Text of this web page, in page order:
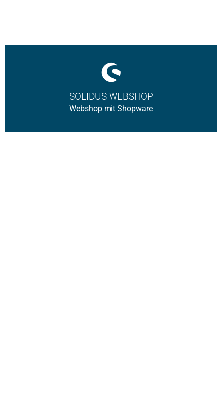
SOLIDUS WEBSHOP
Webshop mit Shopware